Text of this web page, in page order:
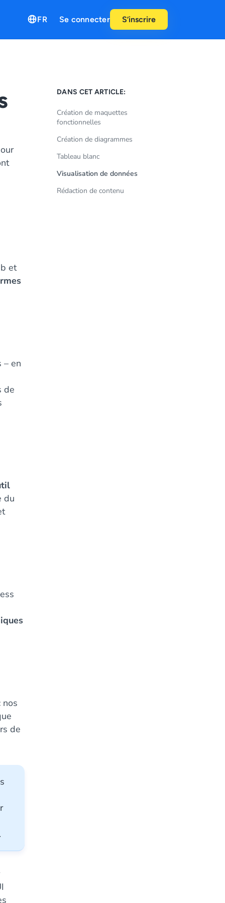
FR Se connecter S’inscrire
et
– en
de
du
nos
de
DANS CET ARTICLE:
Création de maquettes
fonctionnelles
Création de diagrammes
Tableau blanc
Visualisation de données
Rédaction de contenu